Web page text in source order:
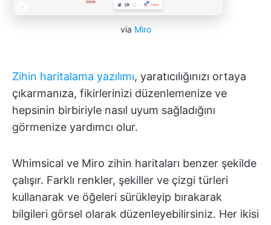
via Miro
Zihin haritalama yazılımı, yaratıcılığınızı ortaya
çıkarmanıza, fikirlerinizi düzenlemenize ve
hepsinin birbiriyle nasıl uyum sağladığını
görmenize yardımcı olur.
Whimsical ve Miro zihin haritaları benzer şekilde
çalışır. Farklı renkler, şekiller ve çizgi türleri
kullanarak ve öğeleri sürükleyip bırakarak
bilgileri görsel olarak düzenleyebilirsiniz. Her ikisi